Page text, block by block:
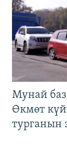
Мунай
Өкмөт
турганын